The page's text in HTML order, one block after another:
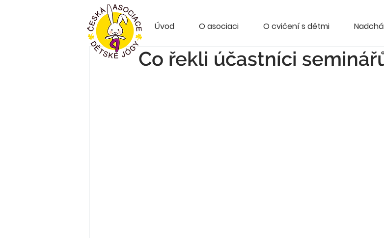
Úvod O asociaci O cvičení s dětmi
Co řekli účastníci